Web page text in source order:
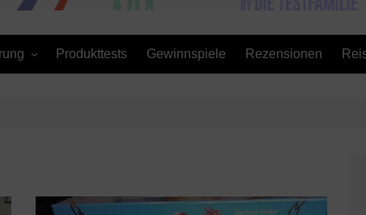
Produkttests Gewinnspiele Rezensionen